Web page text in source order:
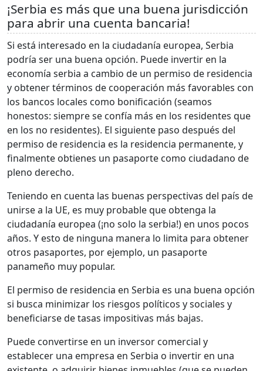
¡Serbia es más que una buena jurisdicción
para abrir una cuenta bancaria!
Si está interesado en la ciudadanía europea, Serbia
podría ser una buena opción. Puede invertir en la
economía serbia a cambio de un permiso de residencia
y obtener términos de cooperación más favorables con
los bancos locales como bonificación (seamos
honestos: siempre se confía más en los residentes que
en los no residentes). El siguiente paso después del
permiso de residencia es la residencia permanente, y
finalmente obtienes un pasaporte como ciudadano de
pleno derecho.
Teniendo en cuenta las buenas perspectivas del país de
unirse a la UE, es muy probable que obtenga la
ciudadanía europea (¡no solo la serbia!) en unos pocos
años. Y esto de ninguna manera lo limita para obtener
otros pasaportes, por ejemplo, un pasaporte
panameño muy popular.
El permiso de residencia en Serbia es una buena opción
si busca minimizar los riesgos políticos y sociales y
beneficiarse de tasas impositivas más bajas.
Puede convertirse en un inversor comercial y
establecer una empresa en Serbia o invertir en una